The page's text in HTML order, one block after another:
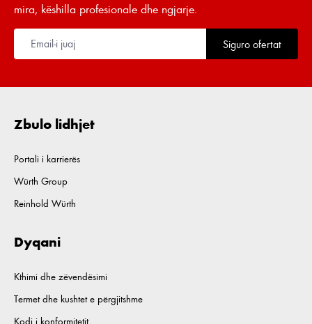
mira, këshilla profesionale dhe ngjarje.
Siguro ofertat
Zbulo lidhjet
Portali i karrierës
Würth Group
Reinhold Würth
Dyqani
Kthimi dhe zëvendësimi
Termet dhe kushtet e përgjitshme
Kodi i konformitetit